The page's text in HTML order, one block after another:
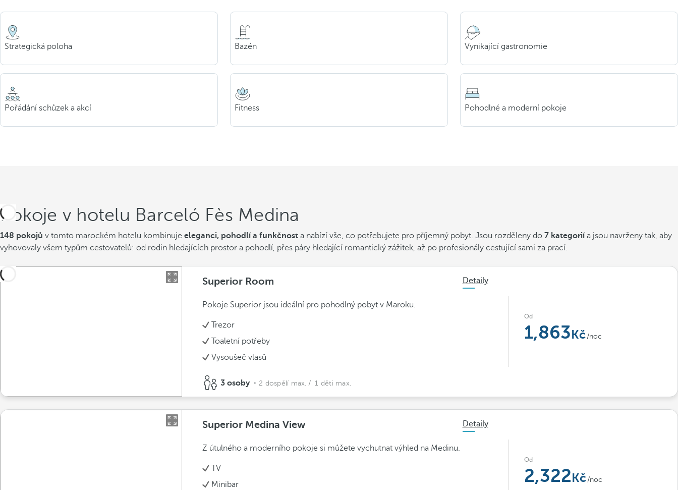
Strategická poloha Bazén Vynikající gastronomie
Pořádání schůzek a akcí Fitness Pohodlné a moderní pokoje
Pokoje v hotelu Barceló Fès Medina
148 pokojů v tomto marockém hotelu kombinuje eleganci, pohodlí a funkčnost a nabízí vše, co potřebujete pro příjemný pobyt. Jsou rozděleny do 7 kategoriía jsou navrženy tak, aby
vyhovovaly všem typům cestovatelů: od rodin hledajících prostor a pohodlí, přes páry hledající romantický zážitek, až po profesionály cestující sami za prací.
Superior Room Detaily
Pokoje Superior jsou ideální pro pohodlný pobyt v Maroku.
Trezor
Toaletní potřeby
Vysoušeč vlasů
3 osoby 2 dospělí max. / 1 děti max.
Od
1,863 /noc
Superior Medina View Detaily
Z útulného a moderního pokoje si můžete vychutnat výhled na Medinu.
TV
Minibar
Od
2,322 /noc